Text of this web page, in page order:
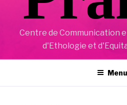
Centre de Communication
d'Ethologie et
Menu